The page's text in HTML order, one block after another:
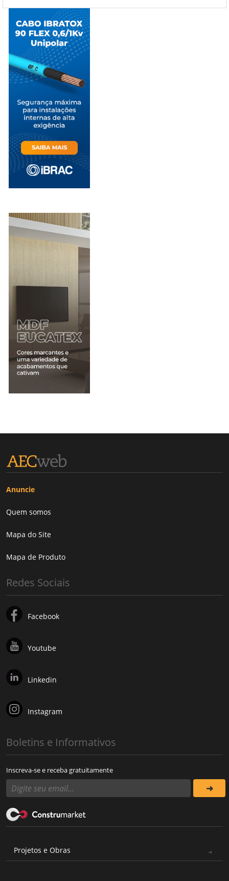
Anuncie
Quem somos
Mapa do Site
Mapa de Produto
Redes Sociais
Facebook
Youtube
Linkedin
Instagram
Boletins e Informativos
Inscreva-se e receba gratuitamente
Projetos e Obras